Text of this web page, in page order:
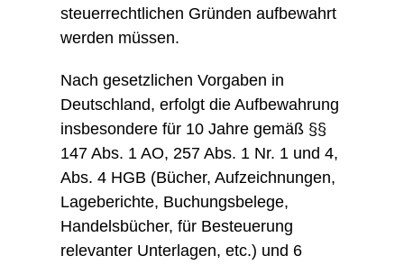
steuerrechtlichen Gründen aufbewahrt
werden müssen.
Nach gesetzlichen Vorgaben in
Deutschland, erfolgt die Aufbewahrung
insbesondere für 10 Jahre gemäß §§
147 Abs. 1 AO, 257 Abs. 1 Nr. 1 und 4,
Abs. 4 HGB (Bücher, Aufzeichnungen,
Lageberichte, Buchungsbelege,
Handelsbücher, für Besteuerung
relevanter Unterlagen, etc.) und 6